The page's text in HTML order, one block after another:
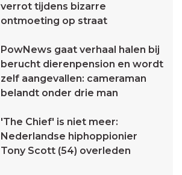
verrot tijdens bizarre
ontmoeting op straat
PowNews gaat verhaal halen bij
berucht dierenpension en wordt
zelf aangevallen: cameraman
belandt onder drie man
'The Chief' is niet meer:
Nederlandse hiphoppionier
Tony Scott (54) overleden